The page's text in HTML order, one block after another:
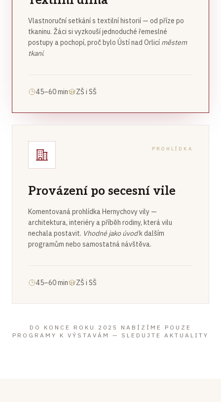
Vlastnoruční setkání s textilní historií — od příze po
tkaninu. Žáci si vyzkouší jednoduché řemeslné
postupy a pochopí, proč bylo Ústí nad Orlicí městem
tkaní.
45–60 min ZŠ i SŠ
PROHLÍDKA
Provázení po secesní vile
Komentovaná prohlídka Hernychovy vily —
architektura, interiéry a příběh rodiny, která vilu
nechala postavit. Vhodné jako úvodk dalším
programům nebo samostatná návštěva.
45–60 min ZŠ i SŠ
DO KONCE ROKU 2025 NABÍZÍME POUZE
PROGRAMY K VÝSTAVÁM — SLEDUJTE AKTUALITY